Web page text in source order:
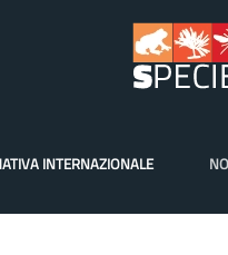
INTERNAZIONALE